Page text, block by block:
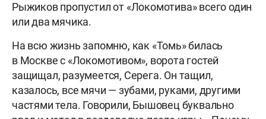
Рыжиков пропустил от «Локомотива» всего один
или два мячика.
На всю жизнь запомню, как «Томь» билась
в Москве с «Локомотивом», ворота гостей
защищал, разумеется, Серега. Он тащил,
казалось, все мячи — зубами, руками, другими
частями тела. Говорили, Бышовец буквально